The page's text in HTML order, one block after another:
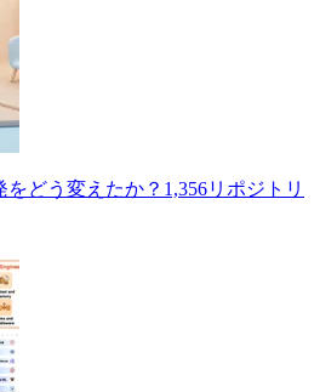
どう変えたか？1,356リポジトリ